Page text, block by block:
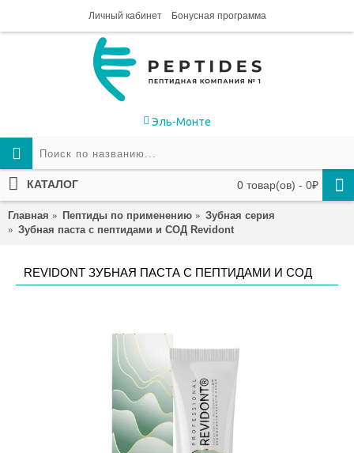
Личный кабинет Бонусная программа
Эль-Монте
0 товар(ов) - 0₽
КАТАЛОГ
Главная Пептиды по применению
Зубная серия
Зубная паста с пептидами и СОД Revidont
REVIDONT ЗУБНАЯ ПАСТА С ПЕПТИДАМИ И СОД